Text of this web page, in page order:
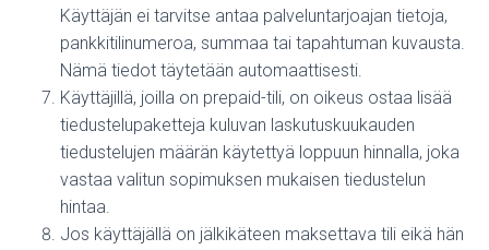
Käyttäjän ei tarvitse antaa palveluntarjoajan tietoja,
pankkitilinumeroa, summaa tai tapahtuman kuvausta.
Nämä tiedot täytetään automaattisesti.
Käyttäjillä, joilla on prepaid-tili, on oikeus ostaa lisää
tiedustelupaketteja kuluvan laskutuskuukauden
tiedustelujen määrän käytettyä loppuun hinnalla, joka
vastaa valitun sopimuksen mukaisen tiedustelun
hintaa.
Jos käyttäjällä on jälkikäteen maksettava tili eikä hän